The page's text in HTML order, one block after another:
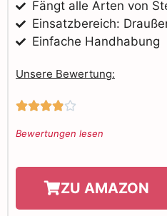
Fängt alle Arten von
Einsatzbereich:
Einfache Handhabung
Unsere Bewertung:

Bewertungen lesen
ZU AMAZON